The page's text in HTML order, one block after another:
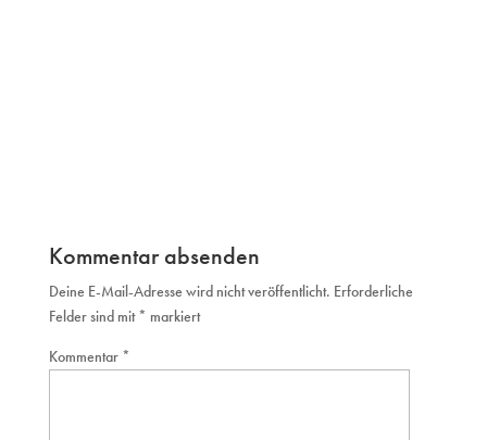
Kommentar absenden
Deine E-Mail-Adresse wird nicht veröffentlicht. Erforderliche
Felder sind mit* markiert
Kommentar *